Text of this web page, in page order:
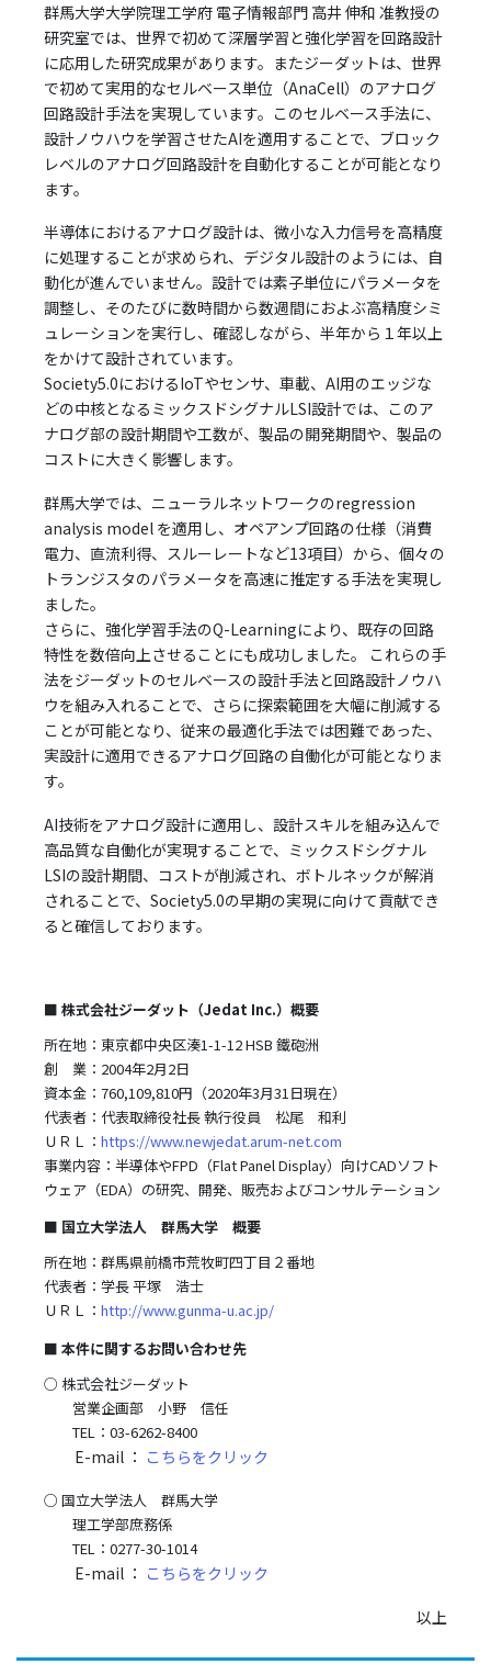
群馬大学大学院理工学府 電子情報部門 高井 伸和 准教授の
研究室では、世界で初めて深層学習と強化学習を回路設計
に応用した研究成果があります。またジーダットは、世界
で初めて実用的なセルベース単位（AnaCell）のアナログ
回路設計手法を実現しています。このセルベース手法に、
設計ノウハウを学習させたAIを適用することで、ブロック
レベルのアナログ回路設計を自動化することが可能となり
ます。
半導体におけるアナログ設計は、微小な入力信号を高精度
に処理することが求められ、デジタル設計のようには、自
動化が進んでいません。設計では素子単位にパラメータを
調整し、そのたびに数時間から数週間におよぶ高精度シミ
ュレーションを実行し、確認しながら、半年から１年以上
をかけて設計されています。
Society5.0におけるIoTやセンサ、車載、AI用のエッジな
どの中核となるミックスドシグナルLSI設計では、このア
ナログ部の設計期間や工数が、製品の開発期間や、製品の
コストに大きく影響します。
群馬大学では、ニューラルネットワークのregression
analysis model を適用し、オペアンプ回路の仕様（消費
電力、直流利得、スルーレートなど13項目）から、個々の
トランジスタのパラメータを高速に推定する手法を実現し
ました。
さらに、強化学習手法のQ-Learningにより、既存の回路
特性を数倍向上させることにも成功しました。 これらの手
法をジーダットのセルベースの設計手法と回路設計ノウハ
ウを組み入れることで、さらに探索範囲を大幅に削減する
ことが可能となり、従来の最適化手法では困難であった、
実設計に適用できるアナログ回路の自働化が可能となりま
す。
AI技術をアナログ設計に適用し、設計スキルを組み込んで
高品質な自働化が実現することで、ミックスドシグナル
LSIの設計期間、コストが削減され、ボトルネックが解消
されることで、Society5.0の早期の実現に向けて貢献でき
ると確信しております。
■ 株式会社ジーダット（Jedat Inc.）概要
所在地：東京都中央区湊1-1-12 HSB 鐵砲洲
創 業：2004年2月2日
資本金：760,109,810円（2020年3月31日現在）
代表者：代表取締役社長 執行役員 松尾 和利
ＵＲＬ：https://www.newjedat.arum-net.com
事業内容：半導体やFPD（Flat Panel Display）向けCADソフト
ウェア（EDA）の研究、開発、販売およびコンサルテーション
■ 国立大学法人 群馬大学 概要
所在地：群馬県前橋市荒牧町四丁目２番地
代表者：学長 平塚 浩士
ＵＲＬ：http://www.gunma-u.ac.jp/
■ 本件に関するお問い合わせ先
○ 株式会社ジーダット
営業企画部 小野 信任
TEL：03-6262-8400
E-mail ： こちらをクリック
○ 国立大学法人 群馬大学
理工学部庶務係
TEL：0277-30-1014
E-mail ： こちらをクリック
以上